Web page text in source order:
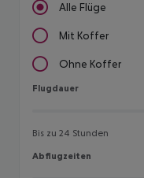
Alle Flüge
Mit Koffer
Ohne Koffer
Flugdauer
Flugdauer
Bis zu 24 Stunden
Abflugzeiten
Abflugzeiten